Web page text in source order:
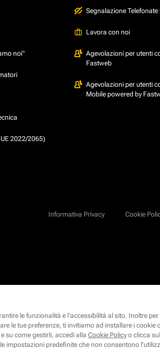
noi"
2022/2065)
Segnalazione
Lavora con noi
Agevolazioni per utenti
Fastweb
Agevolazioni per utenti
Mobile powered by
Informativa Privacy
Cookie